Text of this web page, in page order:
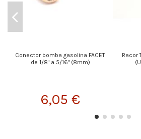
Conector bomba gasolina FACET
de 1/8" a 5/16" (8mm)
6,05 €
Racor